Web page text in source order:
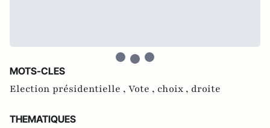
MOTS-CLES
Election présidentielle , Vote , choix , droite
THEMATIQUES